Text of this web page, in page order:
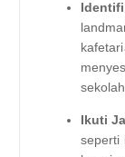
sekolah.
Ikuti
seperti